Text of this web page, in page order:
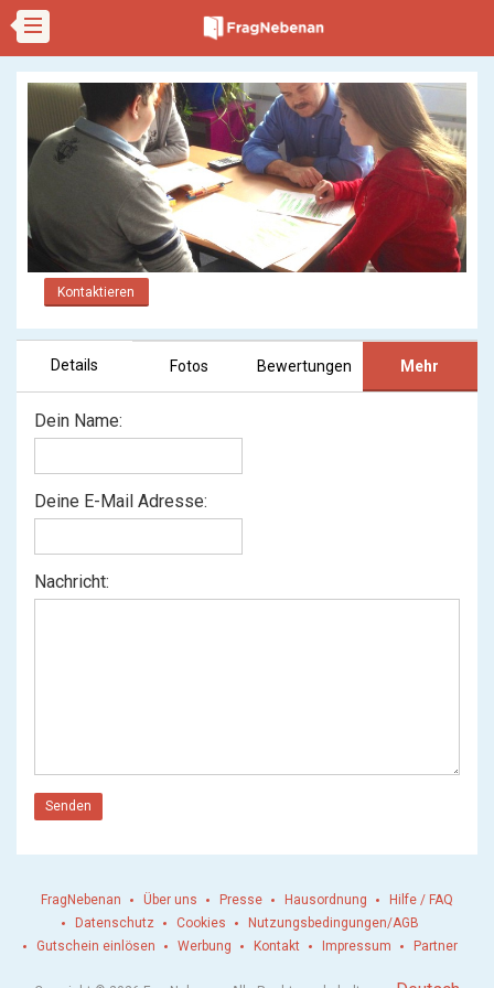
Kontaktieren
Details Fotos Bewertungen Mehr
Dein Name:
Deine E-Mail Adresse:
Nachricht:
Senden
FragNebenan Über uns Presse Hausordnung
Hilfe / FAQ
Datenschutz
Cookies
Nutzungsbedingungen/AGB
Gutschein einlösen
Werbung Kontakt Impressum Partner